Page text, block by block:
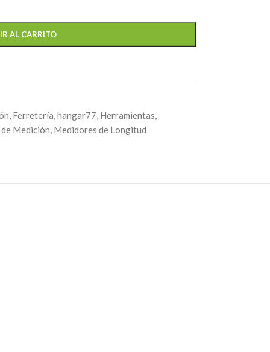
AL CARRITO
, Ferretería,hangar77, Herramientas,
Medición, Medidores de Longitud